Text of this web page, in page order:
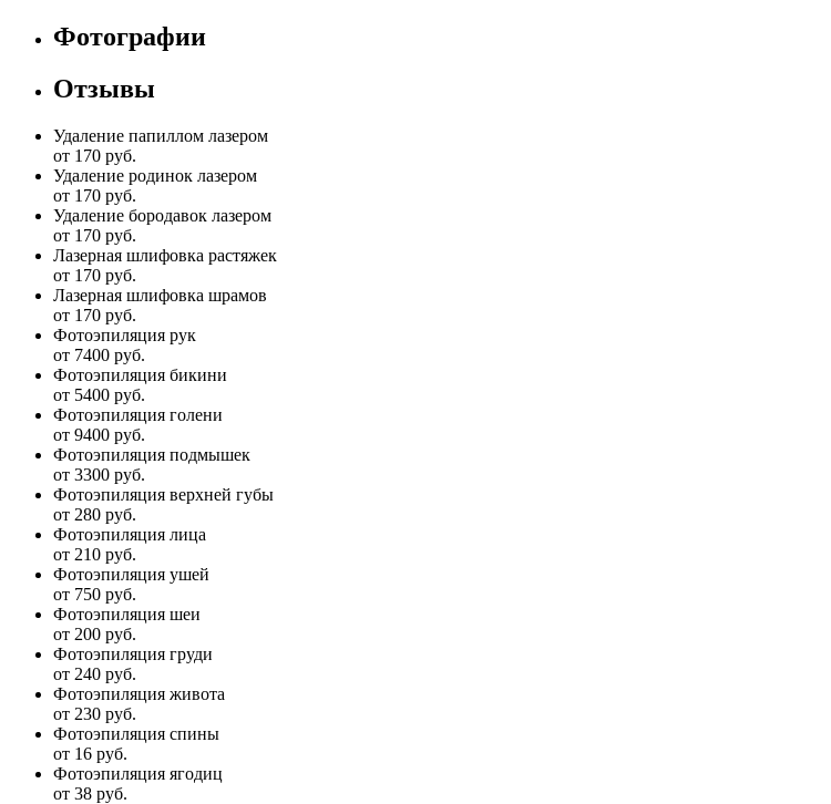
Фотографии
Отзывы
Удаление папиллом лазером
от 170 руб.
Удаление родинок лазером
от 170 руб.
Удаление бородавок лазером
от 170 руб.
Лазерная шлифовка растяжек
от 170 руб.
Лазерная шлифовка шрамов
от 170 руб.
Фотоэпиляция рук
от 7400 руб.
Фотоэпиляция бикини
от 5400 руб.
Фотоэпиляция голени
от 9400 руб.
Фотоэпиляция подмышек
от 3300 руб.
Фотоэпиляция верхней губы
от 280 руб.
Фотоэпиляция лица
от 210 руб.
Фотоэпиляция ушей
от 750 руб.
Фотоэпиляция шеи
от 200 руб.
Фотоэпиляция груди
от 240 руб.
Фотоэпиляция живота
от 230 руб.
Фотоэпиляция спины
от 16 руб.
Фотоэпиляция ягодиц
от 38 руб.